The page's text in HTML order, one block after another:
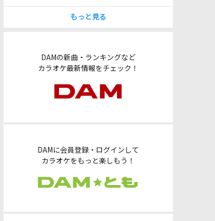
もっと見る
DAMの新曲・ランキングなど
カラオケ最新情報をチェック！
DAMに会員登録・ログインして
カラオケをもっと楽しもう！